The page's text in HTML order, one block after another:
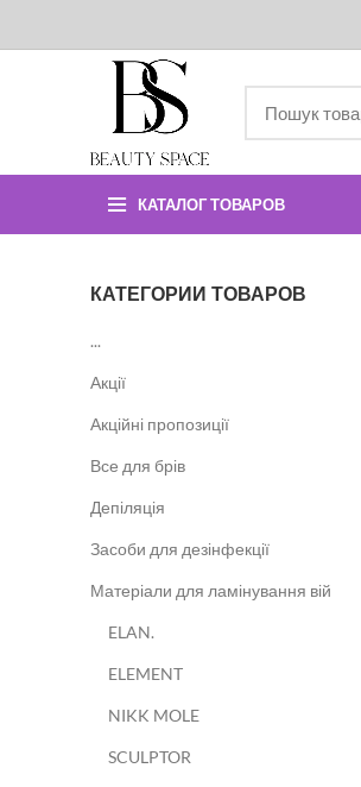
КАТАЛОГ ТОВАРОВ
КАТЕГОРИИ ТОВАРОВ
...
Акції
Акційні пропозиції
Все для брів
Депіляція
Засоби для дезінфекції
Матеріали для ламінування вій
ELAN.
ELEMENT
NIKK MOLE
SCULPTOR